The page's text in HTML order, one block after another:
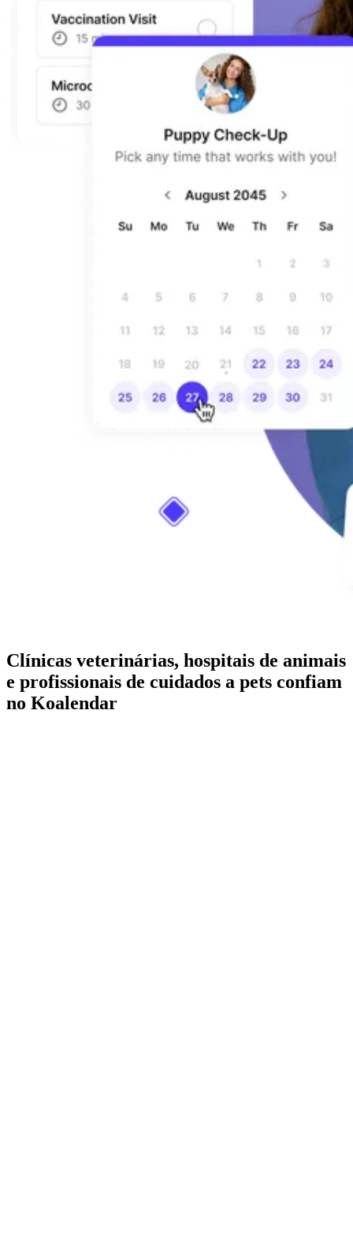
Clínicas veterinárias, hospitais de animais
e profissionais de cuidados a pets confiam
no Koalendar